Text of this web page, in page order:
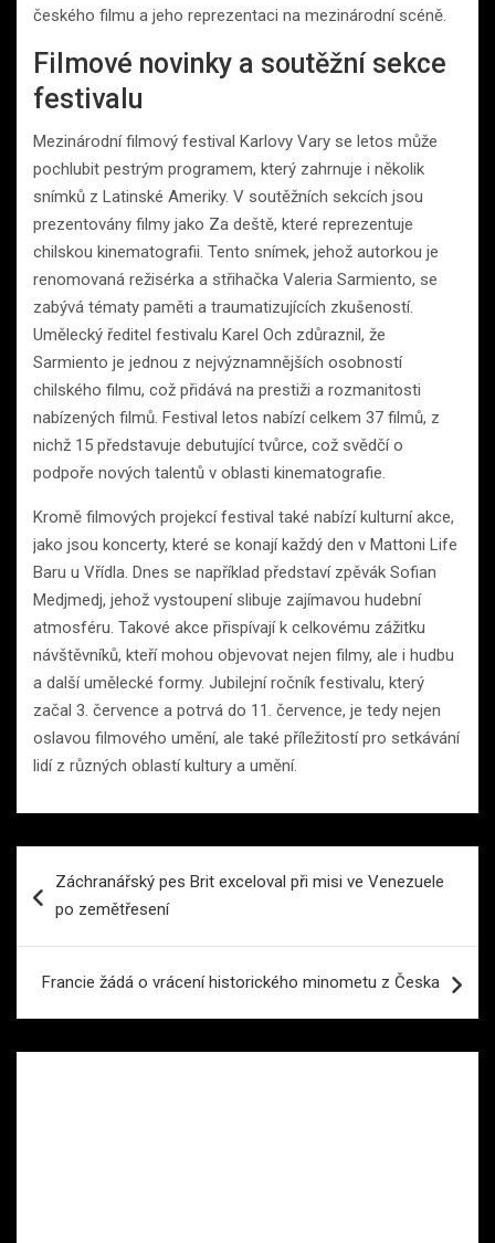
českého filmu a jeho reprezentaci na mezinárodní scéně.
Filmové novinky a soutěžní sekce
festivalu
Mezinárodní filmový festival Karlovy Vary se letos může
pochlubit pestrým programem, který zahrnuje i několik
snímků z Latinské Ameriky. V soutěžních sekcích jsou
prezentovány filmy jako Za deště, které reprezentuje
chilskou kinematografii. Tento snímek, jehož autorkou je
renomovaná režisérka a střihačka Valeria Sarmiento, se
zabývá tématy paměti a traumatizujících zkušeností.
Umělecký ředitel festivalu Karel Och zdůraznil, že
Sarmiento je jednou z nejvýznamnějších osobností
chilského filmu, což přidává na prestiži a rozmanitosti
nabízených filmů. Festival letos nabízí celkem 37 filmů, z
nichž 15 představuje debutující tvůrce, což svědčí o
podpoře nových talentů v oblasti kinematografie.
Kromě filmových projekcí festival také nabízí kulturní akce,
jako jsou koncerty, které se konají každý den v Mattoni Life
Baru u Vřídla. Dnes se například představí zpěvák Sofian
Medjmedj, jehož vystoupení slibuje zajímavou hudební
atmosféru. Takové akce přispívají k celkovému zážitku
návštěvníků, kteří mohou objevovat nejen filmy, ale i hudbu
a další umělecké formy. Jubilejní ročník festivalu, který
začal 3. července a potrvá do 11. července, je tedy nejen
oslavou filmového umění, ale také příležitostí pro setkávání
lidí z různých oblastí kultury a umění.
proZáchranářský pes Brit exceloval při misi ve Venezuele
po zemětřesení
Francie žádá o vrácení historického minometu z Česka